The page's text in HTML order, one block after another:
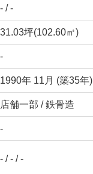
- / -
31.03坪(102.60㎡)
-
1990年 11月 (築35年)
店舗一部 / 鉄骨造
-
- / - / -